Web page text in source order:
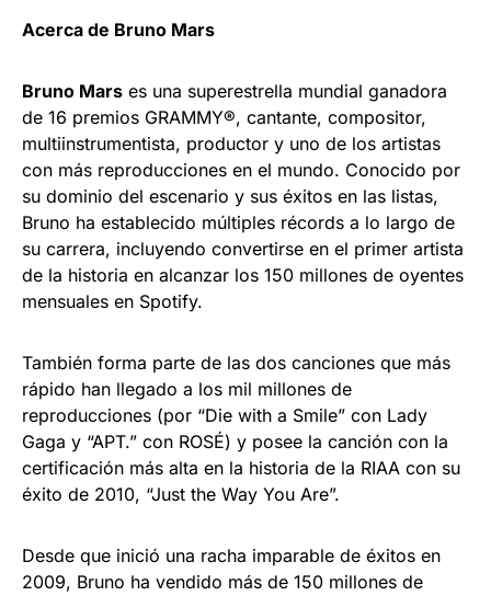
Acerca de Bruno Mars
Bruno Mars es una superestrella mundial ganadora
de 16 premios GRAMMY®, cantante, compositor,
multiinstrumentista, productor y uno de los artistas
con más reproducciones en el mundo. Conocido por
su dominio del escenario y sus éxitos en las listas,
Bruno ha establecido múltiples récords a lo largo de
su carrera, incluyendo convertirse en el primer artista
de la historia en alcanzar los 150 millones de oyentes
mensuales en Spotify.
También forma parte de las dos canciones que más
rápido han llegado a los mil millones de
reproducciones (por “Die with a Smile” con Lady
Gaga y “APT.” con ROSÉ) y posee la canción con la
certificación más alta en la historia de la RIAA con su
éxito de 2010, “Just the Way You Are”.
Desde que inició una racha imparable de éxitos en
2009, Bruno ha vendido más de 150 millones de